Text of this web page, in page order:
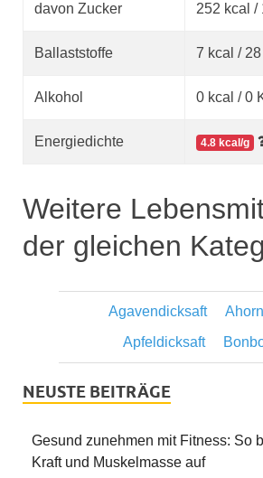
davon Zucker 252 kcal /
Ballaststoffe 7 kcal /
Alkohol 0 kcal / 0
Energiedichte 4.8 kcal/g
Weitere
der gleichen
Agavendicksaft
Apfeldicksaft
NEUSTE BEITRÄGE
Gesund zunehmen mit Fitness: So
Kraft und Muskelmasse auf